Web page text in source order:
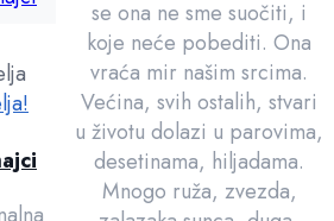
se ona ne sme suočiti, i
koje neće pobediti. Ona
vraća mir našim srcima.
Većina, svih ostalih, stvari
u životu dolazi u parovima,
desetinama, hiljadama.
Mnogo ruža, zvezda,